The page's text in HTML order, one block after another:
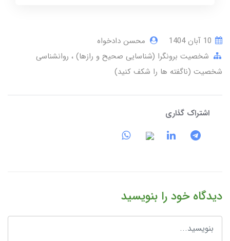
محسن دادخواه
شخصیت برونگرا (شناسایی صحیح و رازها) روانشناسی
شخصیت (ناگفته ها را شکف کنید)
اشتراک گذاری
دیدگاه خود را بنویسید